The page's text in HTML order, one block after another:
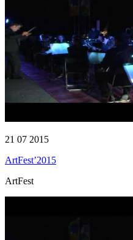
21 07 2015
ArtFest’2015
ArtFest